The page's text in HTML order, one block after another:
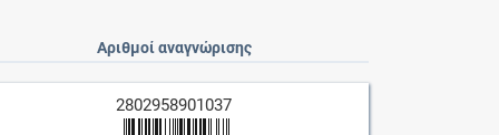
Αριθμοί αναγνώρισης
2802958901037